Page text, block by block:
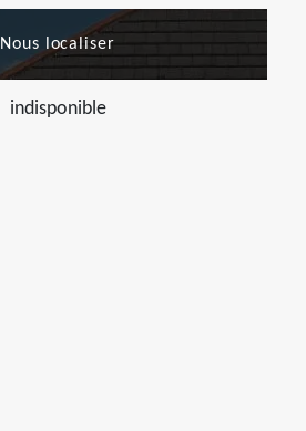
Nous localiser
indisponible